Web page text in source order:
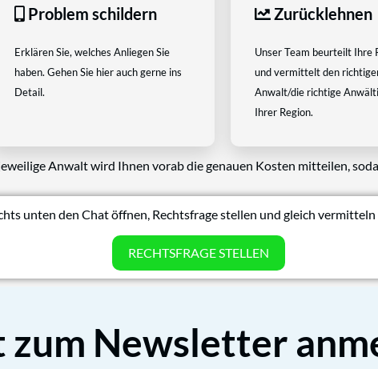
Problem schildern
Erklären Sie, welches Anliegen Sie
haben. Gehen Sie hier auch gerne ins
Detail.
Zurücklehnen
Unser Team beurteilt Ihre
und vermittelt den
Anwalt/die richtige
Ihrer Region.
Anwalt wird Ihnen vorab die genauen Kosten mitteilen,
unten den Chat öffnen, Rechtsfrage stellen und gleich vermitteln
RECHTSFRAGE STELLEN
zum Newsletter